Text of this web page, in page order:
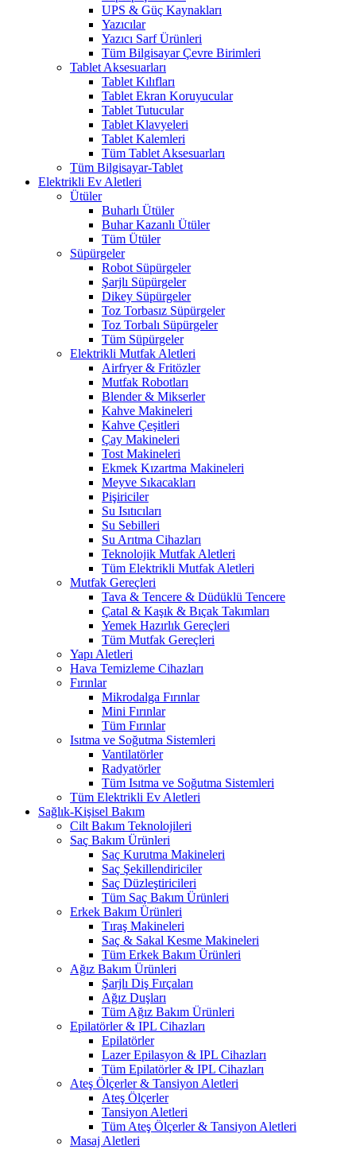
UPS & Güç Kaynakları
Yazıcılar
Yazıcı Sarf Ürünleri
Tüm Bilgisayar Çevre Birimleri
Tablet Aksesuarları
Tablet Kılıfları
Tablet Ekran Koruyucular
Tablet Tutucular
Tablet Klavyeleri
Tablet Kalemleri
Tüm Tablet Aksesuarları
Tüm Bilgisayar-Tablet
Elektrikli Ev Aletleri
Ütüler
Buharlı Ütüler
Buhar Kazanlı Ütüler
Tüm Ütüler
Süpürgeler
Robot Süpürgeler
Şarjlı Süpürgeler
Dikey Süpürgeler
Toz Torbasız Süpürgeler
Toz Torbalı Süpürgeler
Tüm Süpürgeler
Elektrikli Mutfak Aletleri
Airfryer & Fritözler
Mutfak Robotları
Blender & Mikserler
Kahve Makineleri
Kahve Çeşitleri
Çay Makineleri
Tost Makineleri
Ekmek Kızartma Makineleri
Meyve Sıkacakları
Pişiriciler
Su Isıtıcıları
Su Sebilleri
Su Arıtma Cihazları
Teknolojik Mutfak Aletleri
Tüm Elektrikli Mutfak Aletleri
Mutfak Gereçleri
Tava & Tencere & Düdüklü Tencere
Çatal & Kaşık & Bıçak Takımları
Yemek Hazırlık Gereçleri
Tüm Mutfak Gereçleri
Yapı Aletleri
Hava Temizleme Cihazları
Fırınlar
Mikrodalga Fırınlar
Mini Fırınlar
Tüm Fırınlar
Isıtma ve Soğutma Sistemleri
Vantilatörler
Radyatörler
Tüm Isıtma ve Soğutma Sistemleri
Tüm Elektrikli Ev Aletleri
Sağlık-Kişisel Bakım
Cilt Bakım Teknolojileri
Saç Bakım Ürünleri
Saç Kurutma Makineleri
Saç Şekillendiriciler
Saç Düzleştiricileri
Tüm Saç Bakım Ürünleri
Erkek Bakım Ürünleri
Tıraş Makineleri
Saç & Sakal Kesme Makineleri
Tüm Erkek Bakım Ürünleri
Ağız Bakım Ürünleri
Şarjlı Diş Fırçaları
Ağız Duşları
Tüm Ağız Bakım Ürünleri
Epilatörler & IPL Cihazları
Epilatörler
Lazer Epilasyon & IPL Cihazları
Tüm Epilatörler & IPL Cihazları
Ateş Ölçerler & Tansiyon Aletleri
Ateş Ölçerler
Tansiyon Aletleri
Tüm Ateş Ölçerler & Tansiyon Aletleri
Masaj Aletleri